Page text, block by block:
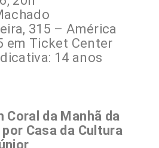
315 – América
em Ticket Center
14 anos
Coral da Manhã da
Casa da Cultura